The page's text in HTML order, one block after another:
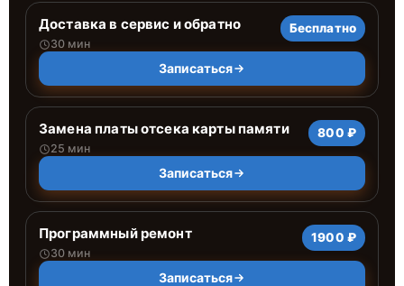
Доставка в сервис и обратно
30 мин
Бесплатно
Записаться
Замена платы отсека карты памяти
25 мин
800 ₽
Записаться
Программный ремонт
30 мин
1900 ₽
Записаться